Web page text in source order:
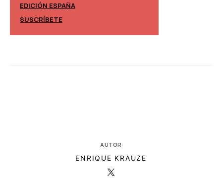
EDICIÓN ESPAÑA
SUSCRÍBETE
AUTOR
ENRIQUE KRAUZE